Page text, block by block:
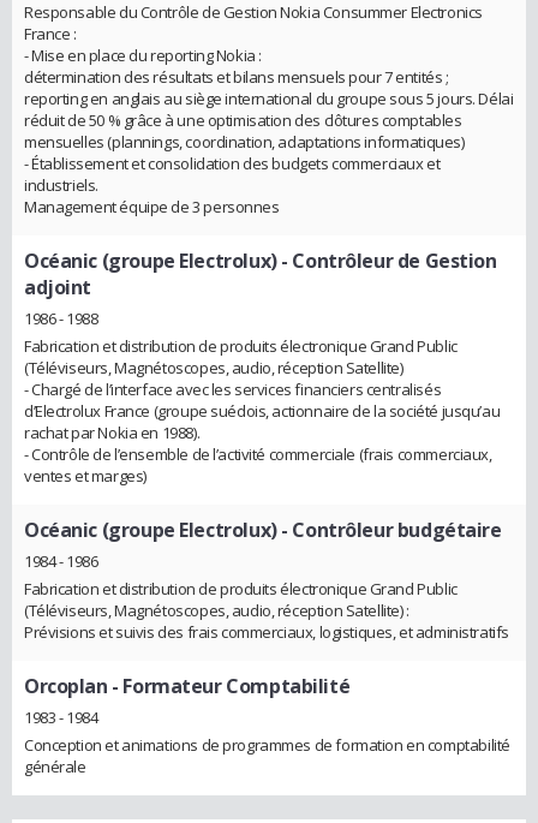
Responsable du Contrôle de Gestion Nokia Consummer Electronics
France :
- Mise en place du reporting Nokia :
détermination des résultats et bilans mensuels pour 7 entités ;
reporting en anglais au siège international du groupe sous 5 jours. Délai
réduit de 50 % grâce à une optimisation des clôtures comptables
mensuelles (plannings, coordination, adaptations informatiques)
- Établissement et consolidation des budgets commerciaux et
industriels.
Management équipe de 3 personnes
Océanic (groupe Electrolux)- Contrôleur de Gestion
adjoint
1986 - 1988
Fabrication et distribution de produits électronique Grand Public
(Téléviseurs, Magnétoscopes, audio, réception Satellite)
- Chargé de l’interface avec les services financiers centralisés
d’Electrolux France (groupe suédois, actionnaire de la société jusqu’au
rachat par Nokia en 1988).
- Contrôle de l’ensemble de l’activité commerciale (frais commerciaux,
ventes et marges)
Océanic (groupe Electrolux)- Contrôleur budgétaire
1984 - 1986
Fabrication et distribution de produits électronique Grand Public
(Téléviseurs, Magnétoscopes, audio, réception Satellite) :
Prévisions et suivis des frais commerciaux, logistiques, et administratifs
Orcoplan - Formateur Comptabilité
1983 - 1984
Conception et animations de programmes de formation en comptabilité
générale